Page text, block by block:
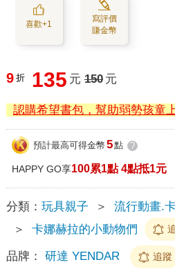
喜歡+1
寫評價
賺金幣
9 折 135 元 150 元
認購希望書包，幫助弱勢孩童
預計最高可得金幣 5點 ?
HAPPY GO享100累1點 4點抵1元
分類： 玩具親子 ＞ 流行動畫.
＞
卡娜赫拉的小動物們
品牌： 研達 YENDAR 追蹤